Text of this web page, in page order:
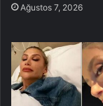
Ağustos 7, 2026